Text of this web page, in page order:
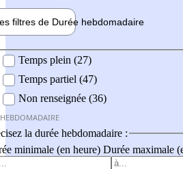
filtres de Durée hebdomadaire
Temps plein (27)
Temps partiel (47)
Non renseignée (36)
la durée hebdomadaire :
minimale (en heure) Durée maximale